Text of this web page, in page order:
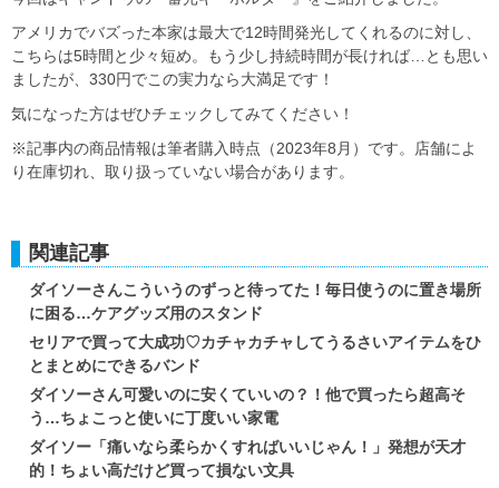
アメリカでバズった本家は最大で12時間発光してくれるのに対し、
こちらは5時間と少々短め。もう少し持続時間が長ければ…とも思い
ましたが、330円でこの実力なら大満足です！
気になった方はぜひチェックしてみてください！
※記事内の商品情報は筆者購入時点（2023年8月）です。店舗によ
り在庫切れ、取り扱っていない場合があります。
関連記事
ダイソーさんこういうのずっと待ってた！毎日使うのに置き場所
に困る…ケアグッズ用のスタンド
セリアで買って大成功♡カチャカチャしてうるさいアイテムをひ
とまとめにできるバンド
ダイソーさん可愛いのに安くていいの？！他で買ったら超高そ
う…ちょこっと使いに丁度いい家電
ダイソー「痛いなら柔らかくすればいいじゃん！」発想が天才
的！ちょい高だけど買って損ない文具